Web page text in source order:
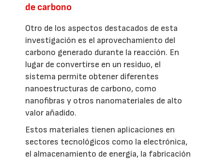
de carbono
Otro de los aspectos destacados de esta
investigación es el aprovechamiento del
carbono generado durante la reacción. En
lugar de convertirse en un residuo, el
sistema permite obtener diferentes
nanoestructuras de carbono, como
nanofibras y otros nanomateriales de alto
valor añadido.
Estos materiales tienen aplicaciones en
sectores tecnológicos como la electrónica,
el almacenamiento de energía, la fabricación